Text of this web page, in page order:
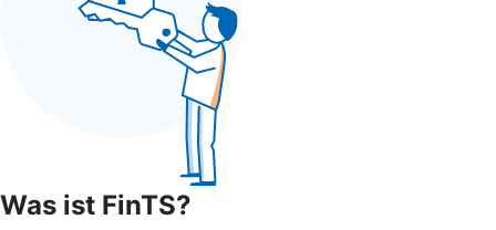
Was ist FinTS?